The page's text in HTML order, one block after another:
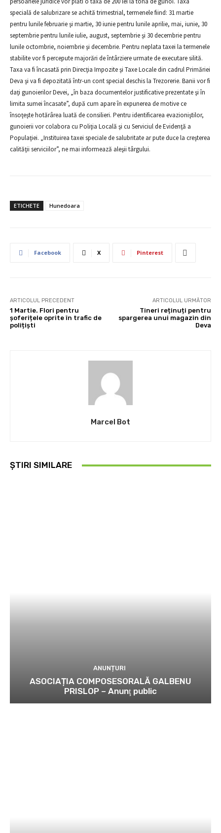
specială de salubrizare se achită trimestrial, termenele fiind: 31 martie
pentru lunile februarie şi martie, 30 iunie pentru lunile aprilie, mai, iunie, 30
septembrie pentru lunile iulie, august, septembrie şi 30 decembrie pentru
lunile octombrie, noiembrie şi decembrie. Pentru neplata taxei la termenele
stabilite vor fi percepute majorări de întârziere urmate de executare silită.
Taxa va fi încasată prin Direcţia Impozite şi Taxe Locale din cadrul Primăriei
Deva şi va fi depozitată într-un cont special deschis la Trezorerie. Banii vor fi
daţi gunoierilor Devei, „în baza documentelor justificative prezentate şi în
limita sumei încasate”, după cum apare în expunerea de motive ce
însoţeşte hotărârea luată de consilieri. Pentru identificarea evazioniştilor,
gunoierii vor colabora cu Poliţia Locală şi cu Serviciul de Evidenţă a
Populaţiei. „Instituirea taxei speciale de salubritate ar pute duce la creşterea
calităţii serviciilor”, ne mai informează aleşii târgului.
ETICHETE Hunedoara
Facebook X Pinterest
ARTICOLUL PRECEDENT
1 Martie. Flori pentru
șoferițele oprite în trafic de
polițiști
ARTICOLUL URMĂTOR
Tineri reținuți pentru
spargerea unui magazin din
Deva
Marcel Bot
ȘTIRI SIMILARE
ANUNȚURI
ASOCIAȚIA COMPOSESORALĂ GALBENU
PRISLOP – Anunţ public